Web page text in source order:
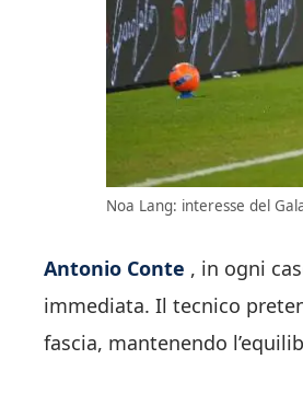
Noa Lang: interesse del
Antonio Conte , in ogni
immediata. Il tecnico
fascia, mantenendo